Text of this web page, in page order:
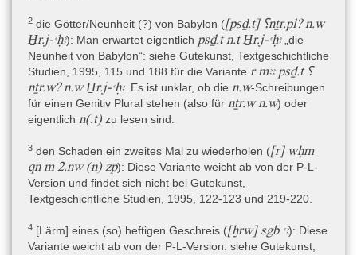
Mediterranean culture in ancient and medieval times 2), Moscow
2017, 75-94 und 178-179 (Zusammenfassung) [K].
- R. Pirelli, in: R. Cantilena und P. Rubino (Hrsg.), La Collezione
egiziana del Museo Archeologico Nazionale di Napoli, Napoli
1989, 110-111 (Nr. 11.11) und Farbtafel Fig. 16 [P,K]. (Auch auf S.
32-33 durch Barocas).
(Bibliothèque d’Étude 86/2), Le Caire 1982, 469-470 und Tf. IX-X
(Doc. 644) [P Rückseite].
- H. Sternberg-El Hotabi, Untersuchungen zur
Überlieferungsgeschichte der Horusstelen (Ägyptologische
Materialsammlung, 107 [K].
2 die Götter/Neunheit (?) von Babylon ([psḏ.t] ⸮nṯr.pl? n.w
H̱r.j-ꜥḥꜣ): Man erwartet eigentlich psḏ.t n.t H̱r.j-ꜥḥꜣ„die
Neunheit von Babylon“: siehe Gutekunst, Textgeschichtliche
Studien, 1995, 115 und 188 für die Variante r mꜣꜣ psḏ.t ⸮
nṯr.w? n.w H̱r.j-ꜥḥꜣ. Es ist unklar, ob die n.w-Schreibungen
für einen Genitiv Plural stehen (also für nṯr.w n.w) oder
eigentlich n(.t)zu lesen sind.
3 den Schaden ein zweites Mal zu wiederholen ([r] wḥm
qn m 2.nw (n) zp): Diese Variante weicht ab von der P-L-
Version und findet sich nicht bei Gutekunst,
Textgeschichtliche Studien, 1995, 122-123 und 219-220.
4 [Lärm] eines (so) heftigen Geschreis ([ḫrw] sgb ꜥꜣ): Diese
Variante weicht ab von der P-L-Version: siehe Gutekunst,